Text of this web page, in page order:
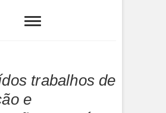
trabalhos de
e